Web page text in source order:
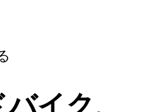
バイク、